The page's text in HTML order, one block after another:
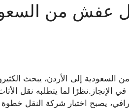
نقل عفش من
من السعودية إلى الأردن، يبحث
في الإنجاز.نظرًا لما يتطلبه نقل
يصبح اختيار شركة النقل